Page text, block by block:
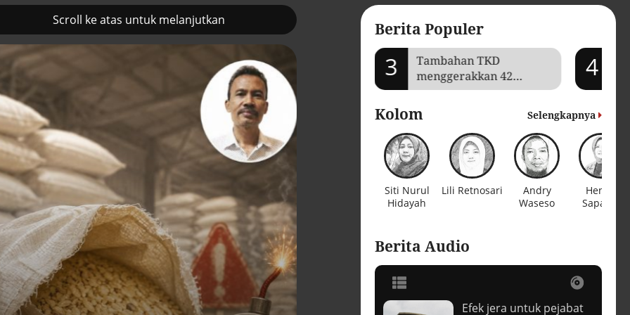
Scroll ke atas untuk melanjutkan Berita Populer
Prancis kerahkan kapal
induk nuklir untuk misi
Selat Hormuz
Pemulihan ekonomi Aceh
terus diakselerasi
3
Tambahan TKD
menggerakkan 42
kegiatan di
4
Kolom Selengkapnya
Siti Nurul
Hidayah
Lili Retnosari
Andry
Waseso
Hendri
Saparini
Berita Audio
Efek jera untuk pejabat